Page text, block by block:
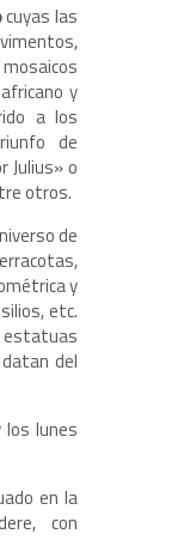
cuyas las
y
a los
de
Julius» o
otros.
de
y
etc.
estatuas
del
los lunes
en la
con